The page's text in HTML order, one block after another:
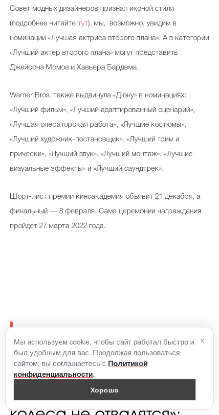
Cовет модных дизайнеров признал иконой стиля
(подробнее читайте тут), мы, возможно, увидим в
номинации «Лучшая актриса второго плана». А в категории
«Лучший актер второго плана» могут представить
Джейсона Момоа и Хавьера Бардема.
Warner Bros. также выдвинула «Дюну» в номинациях:
«Лучший фильм», «Лучший адаптированный сценарий»,
«Лучшая операторская работа», «Лучшие костюмы»,
«Лучший художник-постановщик», «Лучший грим и
прически», «Лучший звук», «Лучший монтаж», «Лучшие
визуальные эффекты» и «Лучший саундтрек».
Шорт-лист премии киноакадемия объявит 21 декабря, а
финальный — 8 февраля. Сама церемонии награждения
пройдет 27 марта 2022 года.
«Я буду идти, пока
Мы используем cookie, чтобы сайт работал быстро и
был удобным для вас. Продолжая пользоваться
сайтом, вы соглашаетесь с Политикой
конфиденциальности.
Хорошо
×